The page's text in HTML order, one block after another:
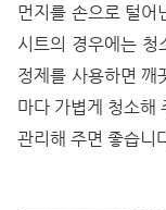
먼지를 손으로 털어
시트의 경우에는 청
정제를 사용하면 깨
마다 가볍게 청소해
관리해 주면 좋습니